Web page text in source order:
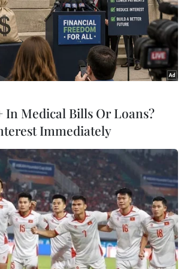
nhà nước; ảnh hưởng tìm kiếm,
dầu khí tại vùng nước sâu, xa bờ
vệ chủ quyền biển đảo là thiệt hại
động nguồn điện khí.
In Medical Bills Or Loans?
Immediately